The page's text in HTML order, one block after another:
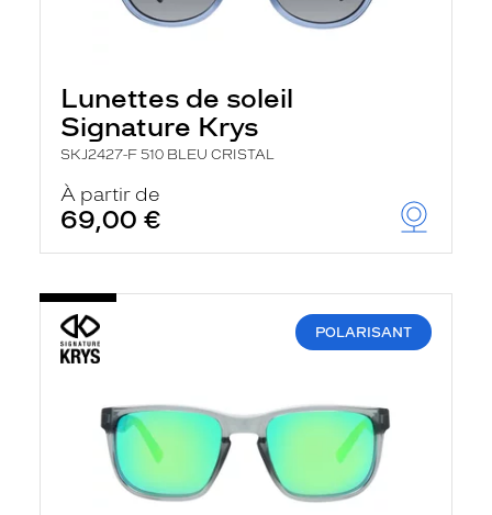
Lunettes de soleil
Signature Krys
SKJ2427-F 510 BLEU CRISTAL
À partir de
69,00 €
POLARISANT